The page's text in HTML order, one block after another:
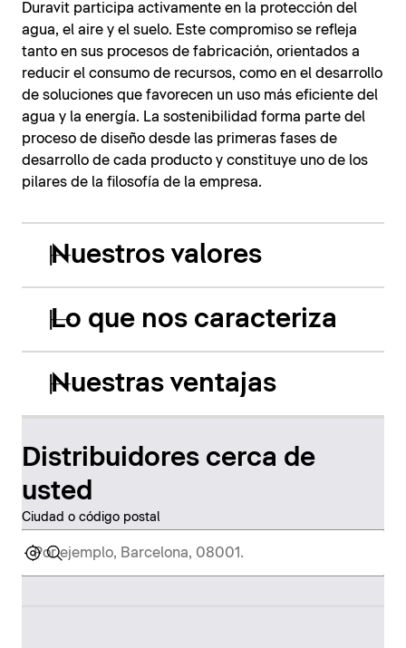
Duravit participa activamente en la protección del
agua, el aire y el suelo. Este compromiso se refleja
tanto en sus procesos de fabricación, orientados a
reducir el consumo de recursos, como en el desarrollo
de soluciones que favorecen un uso más eficiente del
agua y la energía. La sostenibilidad forma parte del
proceso de diseño desde las primeras fases de
desarrollo de cada producto y constituye uno de los
pilares de la filosofía de la empresa.
Nuestros valores
Lo que nos caracteriza
Nuestras ventajas
Distribuidores cerca de
usted
Ciudad o código postal